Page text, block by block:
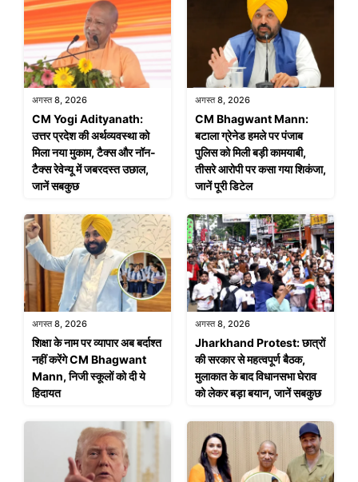
अगस्त 8, 2026
CM Yogi Adityanath:
उत्तर प्रदेश की अर्थव्यवस्था को
मिला नया मुकाम, टैक्स और नॉन-
टैक्स रेवेन्यू में जबरदस्त उछाल,
जानें सबकुछ
अगस्त 8, 2026
CM Bhagwant Mann:
बटाला ग्रेनेड हमले पर पंजाब
पुलिस को मिली बड़ी कामयाबी,
तीसरे आरोपी पर कसा गया शिकंजा,
जानें पूरी डिटेल
अगस्त 8, 2026
शिक्षा के नाम पर व्यापार अब बर्दाश्त
नहीं करेंगे CM Bhagwant
Mann, निजी स्कूलों को दी ये
हिदायत
अगस्त 8, 2026
Jharkhand Protest: छात्रों
की सरकार से महत्वपूर्ण बैठक,
मुलाकात के बाद विधानसभा घेराव
को लेकर बड़ा बयान, जानें सबकुछ